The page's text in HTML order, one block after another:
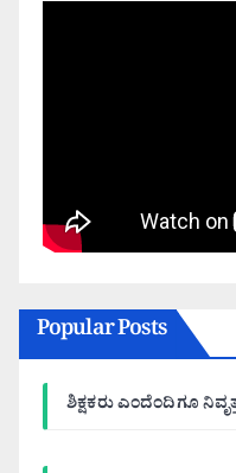
Popular Posts
ಶಿಕ್ಷಕರು ಎಂದೆಂದಿಗೂ